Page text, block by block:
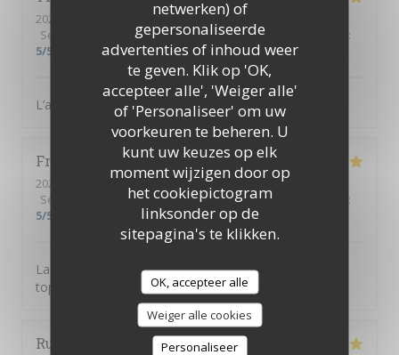
netwerken) of
gepersonaliseerde
advertenties of inhoud weer
te geven. Klik op 'OK,
accepteer alle', 'Weiger alle'
of 'Personaliseer' om uw
voorkeuren te beheren. U
kunt uw keuzes op elk
moment wijzigen door op
het cookiepictogram
linksonder op de
sitepagina's te klikken.
OK, accepteer alle
Weiger alle cookies
Personaliseer
2026-08-02
- 19:00 - Gasten 3
Service
Atmosfeer: 5/5 Keuken: 5/5
:
5/5
L’accueil est parfait, équipe au top, diner excellent
Frusta
2026-08-04
- 19:30 - Gasten 9
Service
Atmosfeer:5/5 Keuken: 5/5 Kwaliteit / Prijs
:
5/5
La tosca c’est une cuisine de qualité et une équipe au
top
Ruth